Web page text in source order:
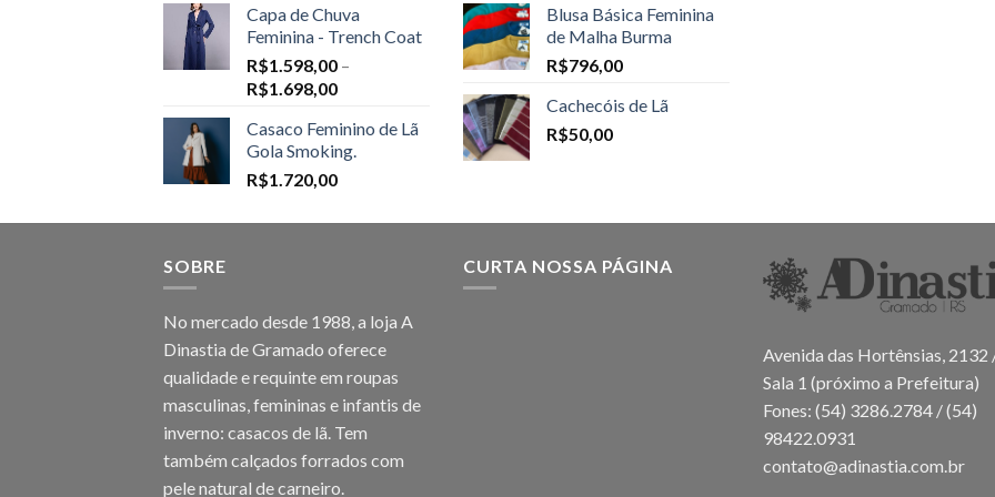
Capa de Chuva
Feminina - Trench Coat
R$1.598,00 –
R$1.698,00Price
R$1.598,00
through
R$1.698,00
Casaco Feminino de Lã
Gola Smoking.
R$1.720,00
Blusa Básica Feminina
de Malha Burma
R$796,00
Cachecóis de Lã
R$50,00
SOBRE
No mercado desde 1988, a loja A
Dinastia de Gramado oferece
qualidade e requinte em roupas
masculinas, femininas e infantis de
inverno: casacos de lã. Tem
também calçados forrados com
pele natural de carneiro.
CURTA NOSSA PÁGINA
Avenida das Hortênsias, 2132
Sala 1 (próximo a Prefeitura)
Fones: (54) 3286.2784 / (54)
98422.0931
contato@adinastia.com.br